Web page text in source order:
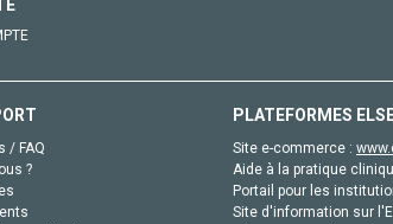
/ FAQ
?
PLATEFORMES
Site e-commerce :
Aide à la pratique
Portail pour les
Site d'information sur